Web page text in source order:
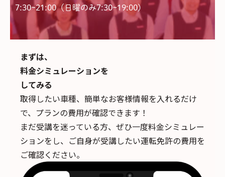
7:30~21:00（日曜のみ7:30~19:00)
まずは、
料金シミュレーションを
してみる
取得したい車種、簡単なお客様情報を入れるだけ
で、 プランの費用が確認できます！
まだ受講を迷っている方、ぜひ一度料金シミュレー
ションをし、ご自身が受講したい運転免許の費用を
ご確認ください。